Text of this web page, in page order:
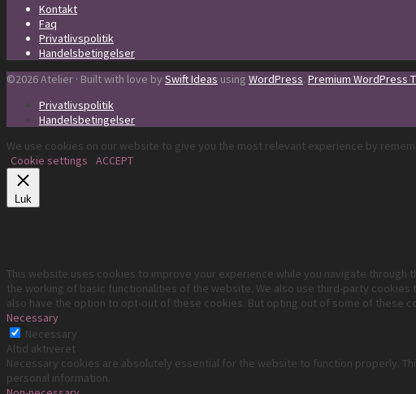
Kontakt
Faq
Privatlivspolitik
Handelsbetingelser
©2026 Atelier · Built with love by Swift Ideas using WordPress. Premium WordPress
Privatlivspolitik
Handelsbetingelser
We use cookies on our website to give you the most relevant experience by
Cookie settings
ACCEPT
Luk
This website uses cookies to improve your experience while you navigate
the working of basic functionalities of the website. We also use third-party
also have the option to opt-out of these cookies. But opting out of some of these
Necessary
Necessary
Altid aktiveret
Necessary cookies are absolutely essential for the website to function properly.
personal information.